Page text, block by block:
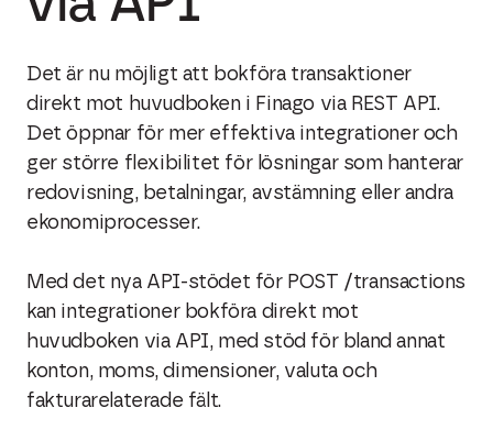
Det är nu möjligt att bokföra transaktioner
direkt mot huvudboken i Finago via REST API.
Det öppnar för mer effektiva integrationer och
ger större flexibilitet för lösningar som hanterar
redovisning, betalningar, avstämning eller andra
ekonomiprocesser.
Med det nya API-stödet för POST /transactions
kan integrationer bokföra direkt mot
huvudboken via API, med stöd för bland annat
konton, moms, dimensioner, valuta och
fakturarelaterade fält.